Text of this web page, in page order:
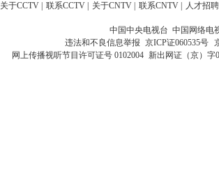
关于CCTV 联系CCTV 关于CNTV 联系CNTV 人才招聘
中国中央电视台 中国网络电
违法和不良信息举报 京ICP证060535号
网上传播视听节目许可证号 0102004 新出网证（京）